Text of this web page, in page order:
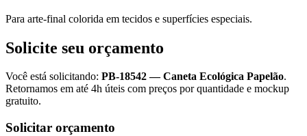
Para arte-final colorida em tecidos e superfícies especiais.
Solicite seu orçamento
Você está solicitando: PB-18542—Caneta Ecológica Papelão.
Retornamos em até 4h úteis com preços por quantidade e mockup
gratuito.
Solicitar orçamento